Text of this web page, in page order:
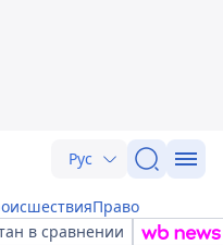
Рус
Право
в сравнении